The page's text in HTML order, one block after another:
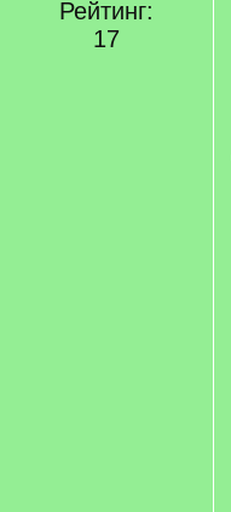
Рейтинг:
17